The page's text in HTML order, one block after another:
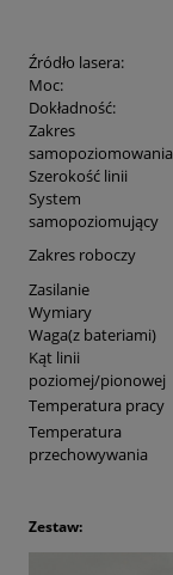
Źródło lasera:
Moc:
Dokładność:
Zakres
Szerokość linii
System
samopoziomujący
Zakres roboczy
Zasilanie
Wymiary
Waga(z bateriami)
Kąt linii
poziomej/pionowej
Temperatura pracy
Temperatura
przechowywania
Zestaw: